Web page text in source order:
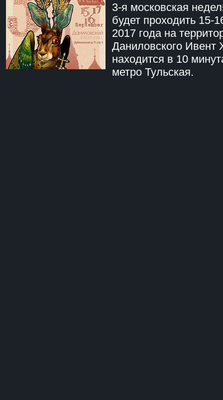
3-я московская
будет проходить 15-
2017 года на
Даниловского Ивент
находится в 10
метро Тульская.